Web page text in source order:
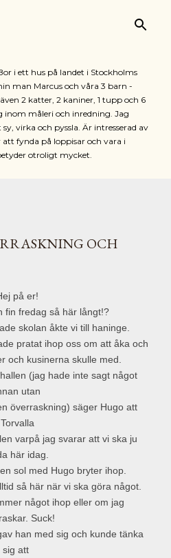
i ett hus på landet i Stockholms
man Marcus och våra 3 barn -
2 katter, 2 kaniner, 1 tupp och 6
inom måleri och inredning. Jag
virka och pyssla. Är intresserad av
fynda på loppisar och vara i
otroligt mycket.
OCH
på er!
fin fredag så här långt!?
skolan åkte vi till haninge.
pratat ihop oss om att åka och
och kusinerna skulle med.
(jag hade inte sagt något
utan
överraskning) säger Hugo att
Torvalla
varpå jag svarar att vi ska ju
här idag.
sol med Hugo bryter ihop.
så här när vi ska göra något.
något ihop eller om jag
Suck!
han med sig och kunde tänka
sig att